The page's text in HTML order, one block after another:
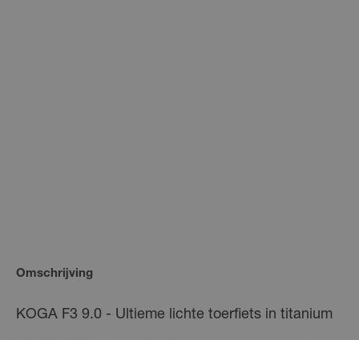
Omschrijving
KOGA F3 9.0 - Ultieme lichte toerfiets in titanium